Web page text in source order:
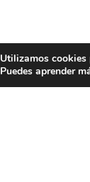
Utilizamos cookies
Puedes aprender